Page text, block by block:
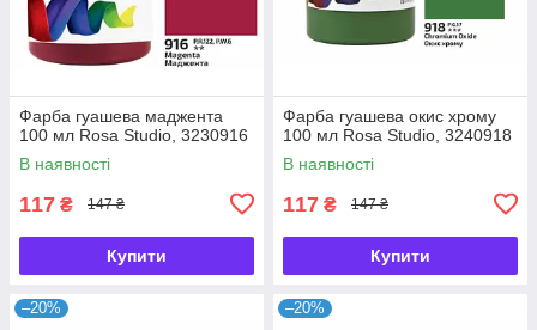
Фарба гуашева маджента
100 мл Rosa Studio, 3230916
В наявності
117 ₴ 147 ₴
Купити
Фарба гуашева окис хрому
100 мл Rosa Studio, 3240918
В наявності
117 ₴ 147 ₴
Купити
–20% –20%